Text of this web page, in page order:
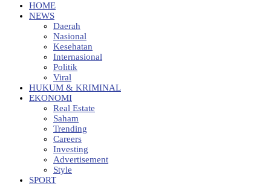
HOME
NEWS
Daerah
Nasional
Kesehatan
Internasional
Politik
Viral
HUKUM & KRIMINAL
EKONOMI
Real Estate
Saham
Trending
Careers
Investing
Advertisement
Style
SPORT